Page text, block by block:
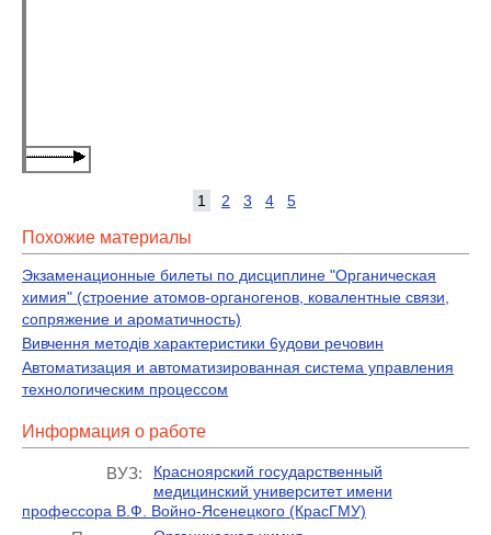
1 2 3 4 5
Похожие материалы
Экзаменационные билеты по дисциплине "Органическая
химия" (строение атомов-органогенов, ковалентные связи,
сопряжение и ароматичность)
Вивчення методів характеристики 6удови речовин
Автоматизация и автоматизированная система управления
технологическим процессом
Информация о работе
ВУЗ:
Красноярский государственный
медицинский университет имени
профессора В.Ф. Войно-Ясенецкого (КрасГМУ)